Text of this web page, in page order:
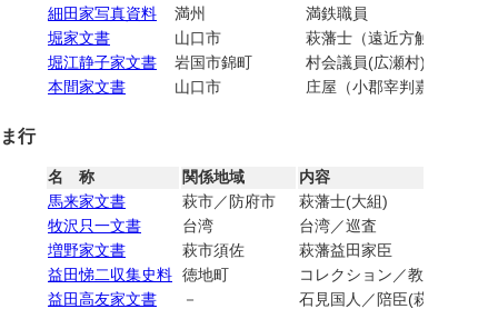
細田家写真資料
満州
満鉄職員
堀家文書
山口市
萩藩士（遠近方触流）／
堀江静子家文書
岩国市錦町
村会議員(広瀬村)／商家
本間家文書
山口市 庄屋（小郡宰判嘉川村）
ま行
名 称 関係地域
内容
馬来家文書
萩市／防府市
萩藩士(大組)
牧沢只一文書
台湾
台湾／巡査
増野家文書
萩市須佐
萩藩益田家臣
益田悌二収集史料 徳地町
コレクション／教科書
益田高友家文書
－
石見国人／陪臣(萩藩問田益